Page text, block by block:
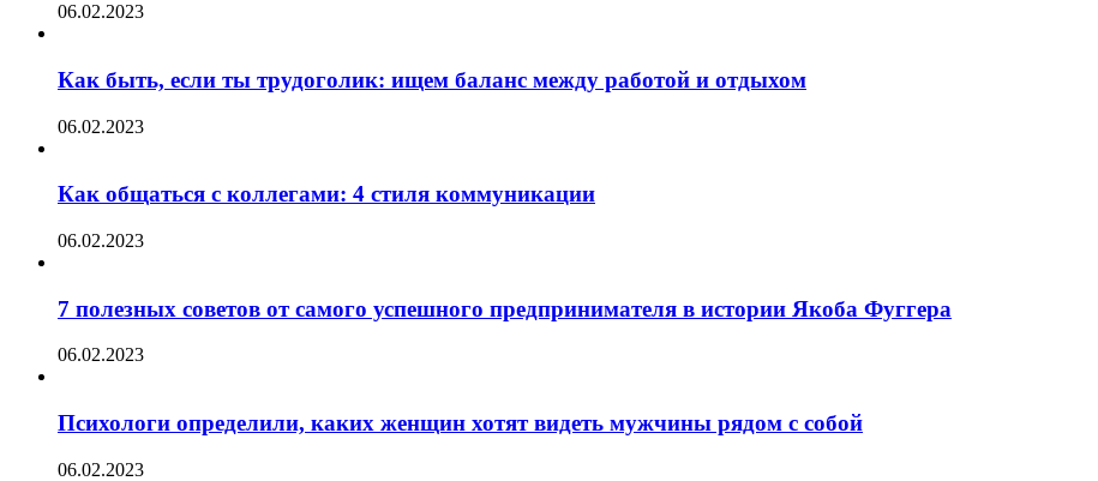
06.02.2023
Как быть, если ты трудоголик: ищем баланс между работой и отдыхом
06.02.2023
Как общаться с коллегами: 4 стиля коммуникации
06.02.2023
7 полезных советов от самого успешного предпринимателя в истории Якоба Фуггера
06.02.2023
Психологи определили, каких женщин хотят видеть мужчины рядом с собой
06.02.2023